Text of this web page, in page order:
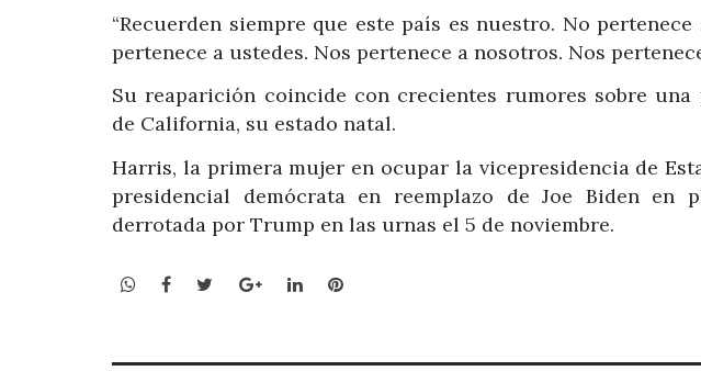
“Recuerden siempre que este país es nuestro. No
pertenece a ustedes. Nos pertenece a nosotros. Nos
Su reaparición coincide con crecientes rumores sobre
de California, su estado natal.
Harris, la primera mujer en ocupar la vicepresidencia de
presidencial demócrata en reemplazo de Joe Biden en
derrotada por Trump en las urnas el 5 de noviembre.
WhatsApp
Facebook
TwitterGoogle+LinkedInPinterest